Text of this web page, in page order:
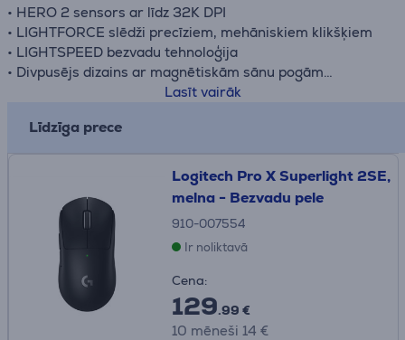
• HERO 2 sensors ar līdz 32K DPI
• LIGHTFORCE slēdži precīziem, mehāniskiem klikšķiem
• LIGHTSPEED bezvadu tehnoloģija
• Divpusējs dizains ar magnētiskām sānu pogām
• Pielāgojams LIGHTSYNC RGB apgaismojums
Lasīt vairāk
Līdzīga prece
Logitech Pro X Superlight 2SE,
melna - Bezvadu pele
910-007554
Ir noliktavā
Cena:
129.99 €
10 mēneši 14 €